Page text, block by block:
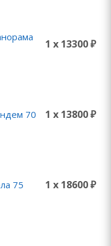
1 x 13300 ₽
70 1 x 13800 ₽
75 1 x 18600 ₽